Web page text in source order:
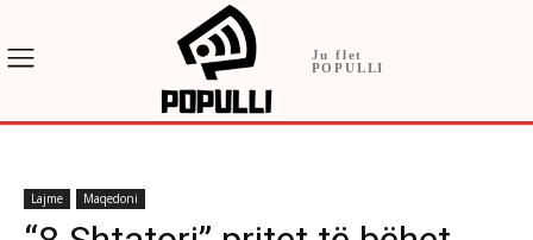
Ju flet
POPULLI
Lajme Maqedoni